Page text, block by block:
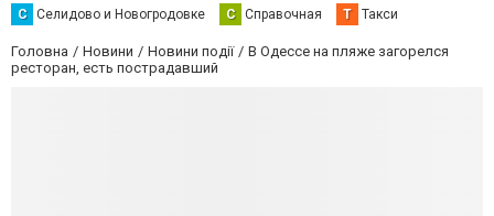
С Селидово и Новогродовке С Справочная Т Такси
Головна Новини Новини події
В Одессе на пляже загорелся
ресторан, есть пострадавший